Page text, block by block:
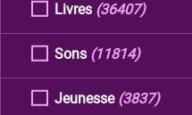
Livres (36407)
Sons (11814)
Jeunesse (3837)